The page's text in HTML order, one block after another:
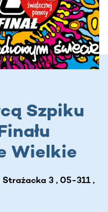
Szpiku
Wielkie
3 , 05-311 ,